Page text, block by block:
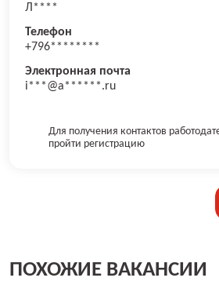
Л****
Телефон
+796********
Электронная почта
i***@a******.ru
Для получения контактов
пройти регистрацию
ПОХОЖИЕ ВАКАНСИИ